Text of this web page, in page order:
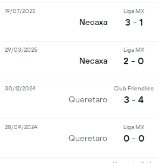
Necaxa
Liga MX
3 - 1
19/07/2025
Necaxa
Liga MX
2 - 0
29/03/2025
Queretaro
Club Friendlies
3 - 4
30/12/2024
Queretaro
Liga MX
0 - 0
28/09/2024